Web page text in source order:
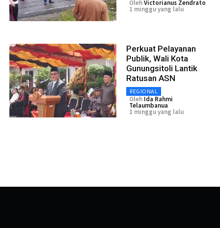
OlehVictorianus Zendrato
1 minggu yang lalu
Perkuat Pelayanan
Publik, Wali Kota
Gunungsitoli Lantik
Ratusan ASN
REGIONAL
Oleh Ida Rahmi
Telaumbanua
1 minggu yang lalu